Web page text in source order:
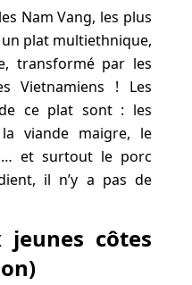
Nam Vang, les plus
un plat multiethnique,
transformé par les
Vietnamiens ! Les
ce plat sont : les
viande maigre, le
et surtout le porc
il n’y a pas de
côtes